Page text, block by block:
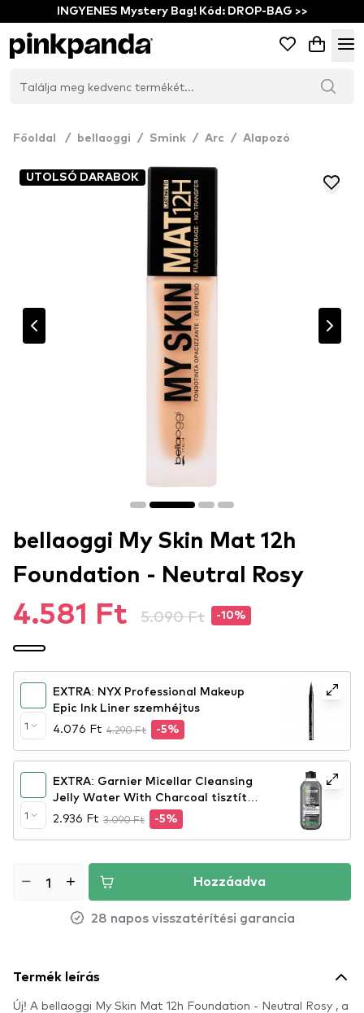
INGYENES Mystery Bag! Kód: DROP-BAG >>
Főoldal / bellaoggi / Smink / Arc / Alapozó
UTOLSÓ DARABOK
bellaoggi My Skin Mat 12h
Foundation - Neutral Rosy
4.581 Ft 5.090 Ft -10%
1
EXTRA: NYX Professional Makeup
Epic Ink Liner szemhéjtus
4.076 Ft 4.290 Ft -5%
1
EXTRA: Garnier Micellar Cleansing
Jelly Water With Charcoal tisztító
micellás víz géles textúrájú
2.936 Ft 3.090 Ft -5%
Hozzáadva
28 napos visszatérítési garancia
Termék leírás
Új! A bellaoggi My Skin Mat 12h Foundation - Neutral Rosy , a